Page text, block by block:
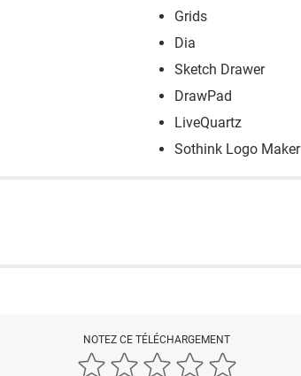
Grids
Dia
Sketch Drawer
DrawPad
LiveQuartz
Sothink Logo Maker
NOTEZ CE TÉLÉCHARGEMENT